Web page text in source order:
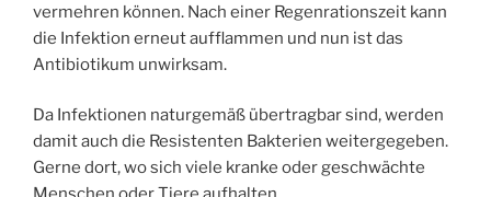
vermehren können. Nach einer Regenrationszeit kann
die Infektion erneut aufflammen und nun ist das
Antibiotikum unwirksam.
Da Infektionen naturgemäß übertragbar sind, werden
damit auch die Resistenten Bakterien weitergegeben.
Gerne dort, wo sich viele kranke oder geschwächte